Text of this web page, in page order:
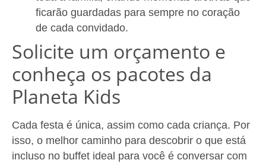
ficarão guardadas para sempre no coração
de cada convidado.
Solicite um orçamento e
conheça os pacotes da
Planeta Kids
Cada festa é única, assim como cada criança. Por
isso, o melhor caminho para descobrir o que está
incluso no buffet ideal para você é conversar com